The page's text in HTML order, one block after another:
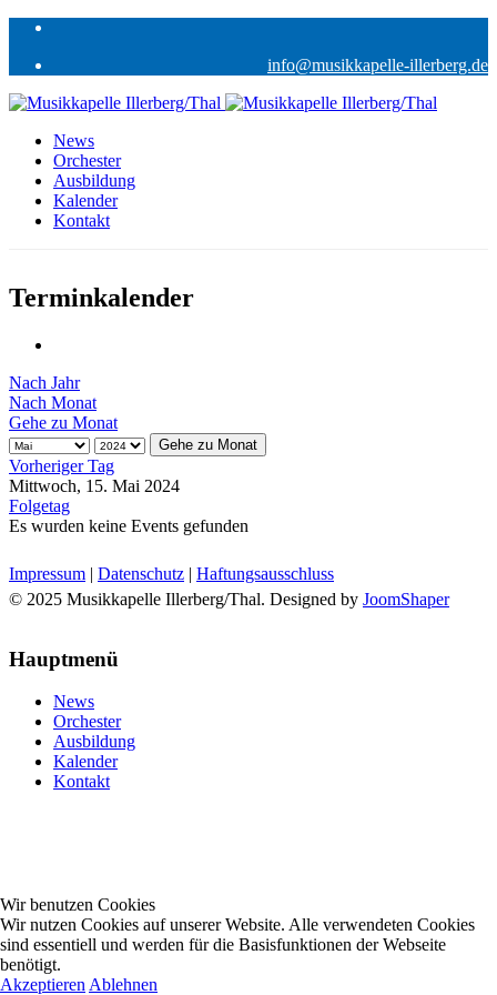
info@musikkapelle-illerberg.de
News
Orchester
Ausbildung
Kalender
Kontakt
Terminkalender
Nach Jahr
Nach Monat
Gehe zu Monat
Gehe zu Monat
Vorheriger Tag
Mittwoch, 15. Mai 2024
Folgetag
Es wurden keine Events gefunden
Impressum | Datenschutz | Haftungsausschluss
© 2025 Musikkapelle Illerberg/Thal. Designed by JoomShaper
Hauptmenü
News
Orchester
Ausbildung
Kalender
Kontakt
Wir benutzen Cookies
Wir nutzen Cookies auf unserer Website. Alle verwendeten Cookies
sind essentiell und werden für die Basisfunktionen der Webseite
benötigt.
Akzeptieren Ablehnen